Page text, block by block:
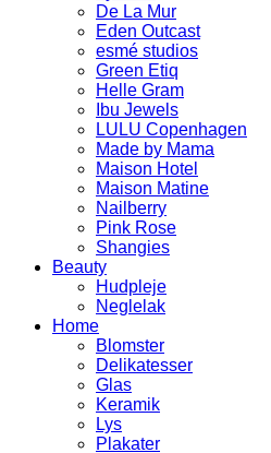
De La Mur
Eden Outcast
esmé studios
Green Etiq
Helle Gram
Ibu Jewels
LULU Copenhagen
Made by Mama
Maison Hotel
Maison Matine
Nailberry
Pink Rose
Shangies
Beauty
Hudpleje
Neglelak
Home
Blomster
Delikatesser
Glas
Keramik
Lys
Plakater